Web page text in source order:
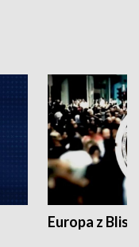
Europa z